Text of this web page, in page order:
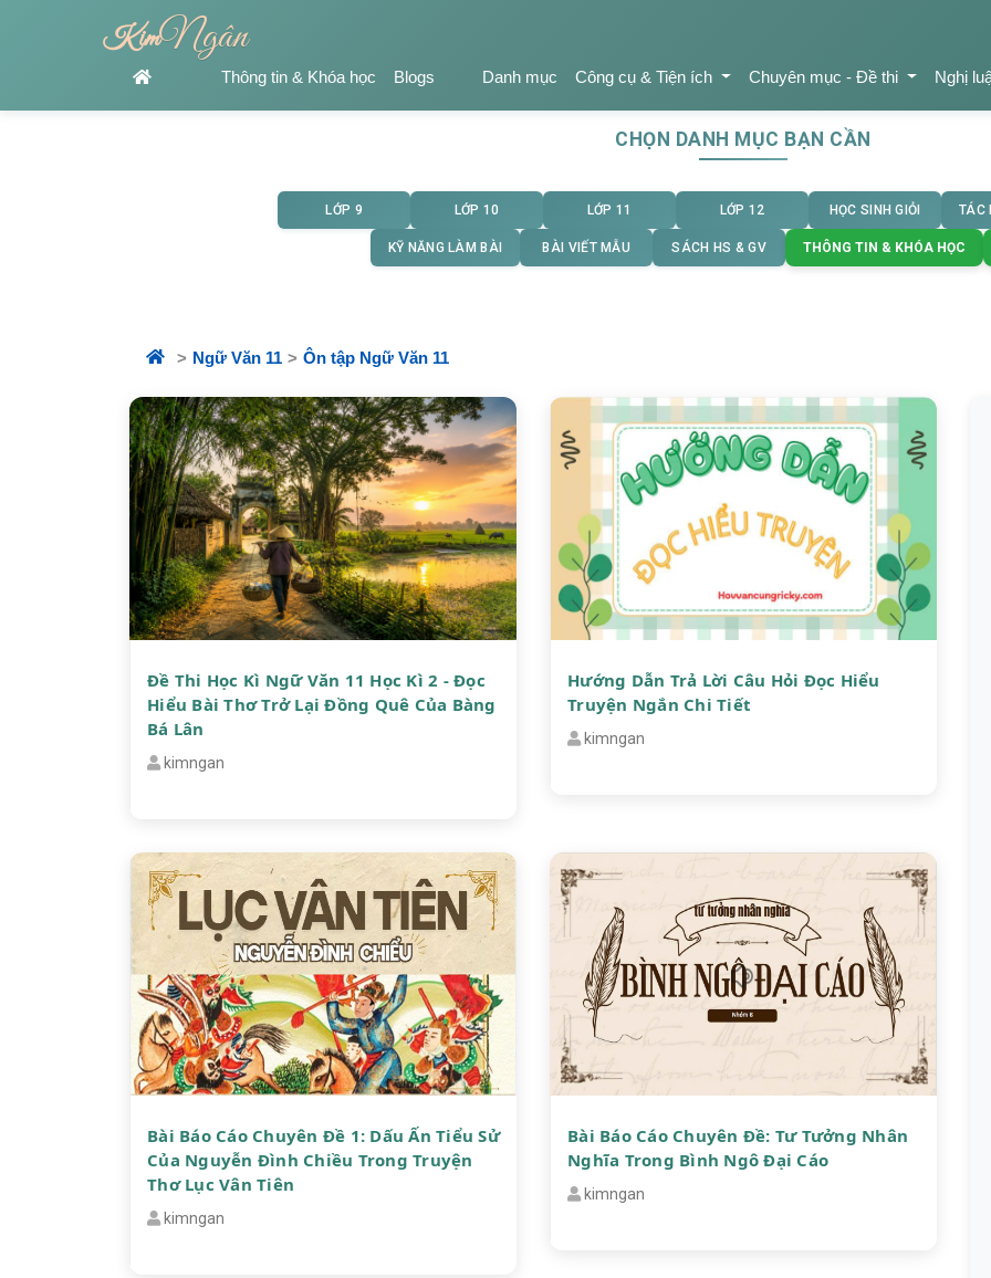
KimNgân
Thông tin & Khóa học Blogs Danh mục Công cụ & Tiện ích Chuyên mục - Đề thi Nghị
CHỌN DANH MỤC BẠN CẦN
LỚP 9 LỚP 10 LỚP 11 LỚP 12 HỌC SINH GIỎI TÁC
KỸ NĂNG LÀM BÀI BÀI VIẾT MẪU SÁCH HS & GV THÔNG TIN & KHÓA HỌC
Ngữ Văn 11 Ôn tập Ngữ Văn 11
Đề Thi Học Kì Ngữ Văn 11 Học Kì 2 - Đọc
Hiểu Bài Thơ Trở Lại Đồng Quê Của Bàng
Bá Lân
kimngan
Hướng Dẫn Trả Lời Câu Hỏi Đọc Hiểu
Truyện Ngắn Chi Tiết
kimngan
Bài Báo Cáo Chuyên Đề 1: Dấu Ấn Tiểu Sử
Của Nguyễn Đình Chiều Trong Truyện
Thơ Lục Vân Tiên
kimngan
Bài Báo Cáo Chuyên Đề: Tư Tưởng Nhân
Nghĩa Trong Bình Ngô Đại Cáo
kimngan